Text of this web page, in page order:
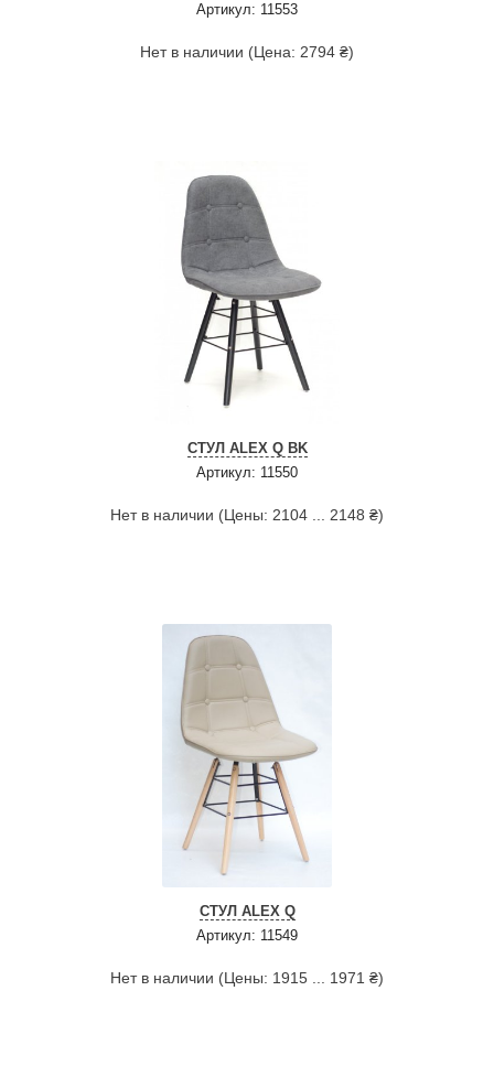
Артикул: 11553
Нет в наличии (Цена: 2794 ₴)
СТУЛ ALEX Q BK
Артикул: 11550
Нет в наличии (Цены: 2104 ... 2148 ₴)
СТУЛ ALEX Q
Артикул: 11549
Нет в наличии (Цены: 1915 ... 1971 ₴)